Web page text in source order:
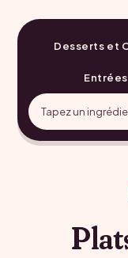
Desserts et
Entrées